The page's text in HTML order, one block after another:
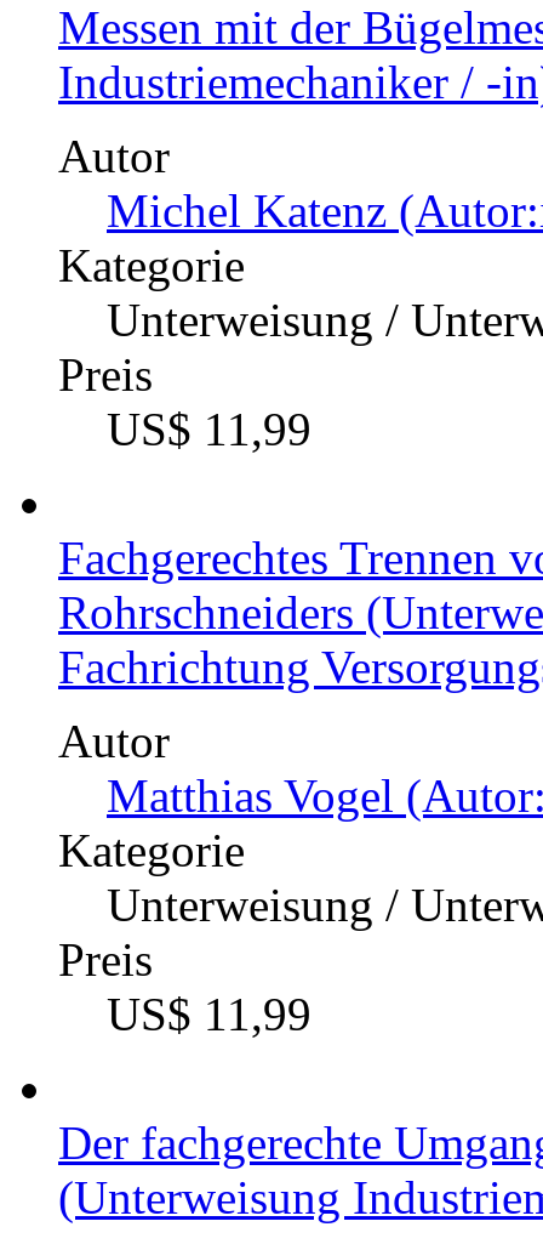
Messen mit der
Industriemechaniker / -
Autor
Michel Katenz
Kategorie
Unterweisung /
Preis
US$ 11,99
Fachgerechtes Trennen
Rohrschneiders
Fachrichtung
Autor
Matthias Vogel
Kategorie
Unterweisung /
Preis
US$ 11,99
Der fachgerechte
(Unterweisung